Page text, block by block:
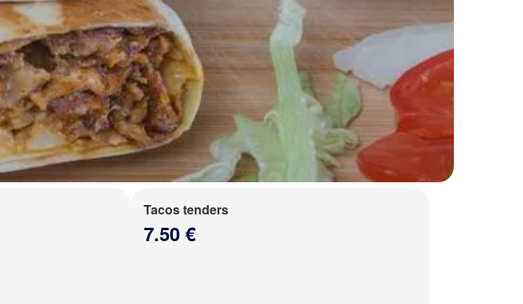
Tacos tenders
7.50 €